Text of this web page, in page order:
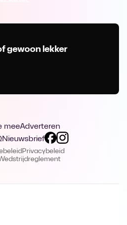
gewoon lekker
meeAdverteren
Nieuwsbrief
Privacybeleid